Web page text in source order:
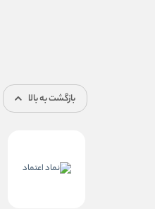
بازگشت به بالا